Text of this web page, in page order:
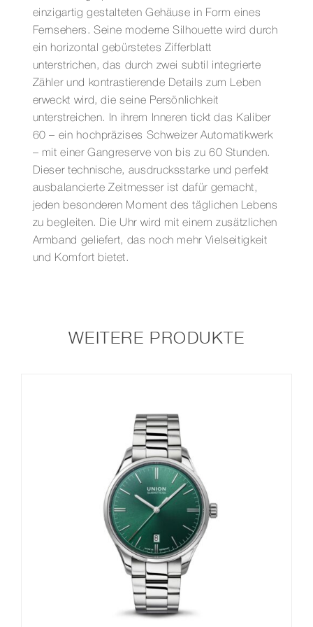
einzigartig gestalteten Gehäuse in Form eines
Fernsehers. Seine moderne Silhouette wird durch
ein horizontal gebürstetes Zifferblatt
unterstrichen, das durch zwei subtil integrierte
Zähler und kontrastierende Details zum Leben
erweckt wird, die seine Persönlichkeit
unterstreichen. In ihrem Inneren tickt das Kaliber
60 – ein hochpräzises Schweizer Automatikwerk
– mit einer Gangreserve von bis zu 60 Stunden.
Dieser technische, ausdrucksstarke und perfekt
ausbalancierte Zeitmesser ist dafür gemacht,
jeden besonderen Moment des täglichen Lebens
zu begleiten. Die Uhr wird mit einem zusätzlichen
Armband geliefert, das noch mehr Vielseitigkeit
und Komfort bietet.
WEITERE PRODUKTE